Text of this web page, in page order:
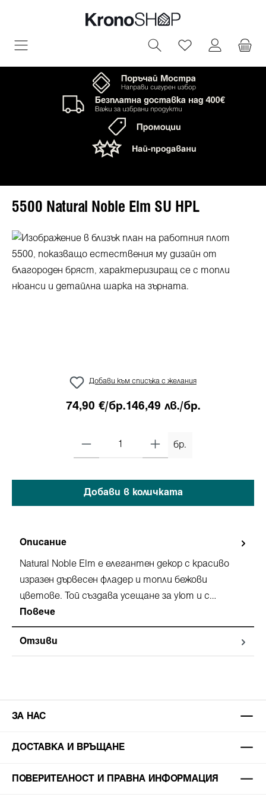
съдържание
Имате 0
5500 Natural Noble Elm SU HPL
Пропуснете галерия с изображения
Добави към списъка с желания
74,90 €/бр.146,49 лв./бр.
бр.
Добави в количката
Описание
Natural Noble Elm е елегантен декор с красиво
изразен дървесен фладер и топли бежови
цветове. Той създава усещане за уют и с…
Повече
Отзиви
ЗА НАС
ДОСТАВКА И ВРЪЩАНЕ
ПОВЕРИТЕЛНОСТ И ПРАВНА ИНФОРМАЦИЯ